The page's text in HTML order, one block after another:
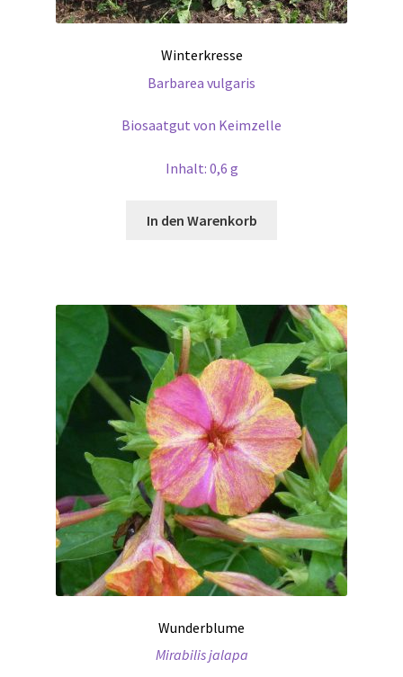
Winterkresse
Barbarea vulgaris
Biosaatgut von Keimzelle
Inhalt: 0,6 g
In den Warenkorb
Wunderblume
Mirabilis jalapa